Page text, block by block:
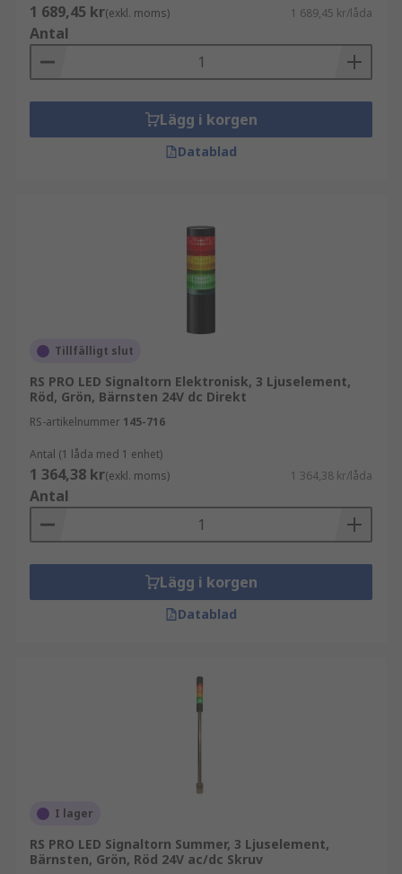
Energieffektivitet
Lång livslängd
Ljus och jämn belysning
Omedelbar på/av
Lätt att transportera och installera
1 689,45 kr(exkl. moms) 1 689,45 kr/låda
Antal
Lägg i korgen
Datablad
Tillfälligt slut
RS PRO LED Signaltorn Elektronisk, 3 Ljuselement,
Röd, Grön, Bärnsten 24V dc Direkt
RS-artikelnummer 145-716
Antal (1 låda med 1 enhet)
1 364,38 kr(exkl. moms) 1 364,38 kr/låda
Antal
Lägg i korgen
Datablad
I lager
RS PRO LED Signaltorn Summer, 3 Ljuselement,
Bärnsten, Grön, Röd 24V ac/dc Skruv